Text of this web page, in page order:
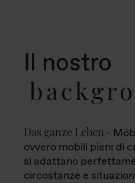
Il nostro
Das ganze Leben -
ovvero mobili pieni di
si adattano
circostanze e